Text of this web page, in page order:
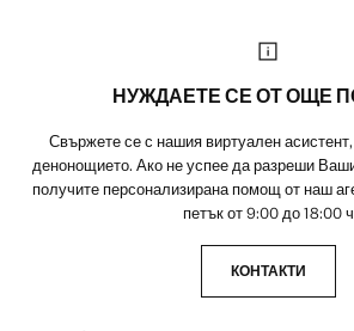
НУЖДАЕТЕ СЕ ОТ ОЩЕ
Свържете се с нашия виртуален
денонощието. Ако не успее да разреши
получите персонализирана помощ от наш
петък от 9:00 до 18:00 ч
КОНТАКТИ